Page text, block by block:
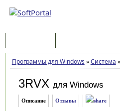
Программы для Windows »Система »
3RVX для Windows
Описание Отзывы